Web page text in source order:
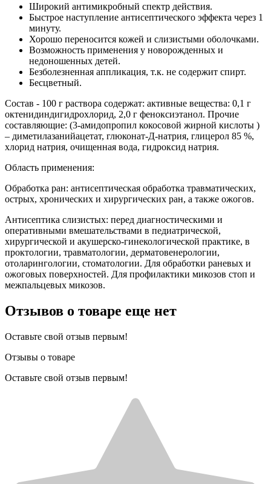
Широкий антимикробный спектр действия.
Быстрое наступление антисептического эффекта через 1
минуту.
Хорошо переносится кожей и слизистыми оболочками.
Возможность применения у новорожденных и
недоношенных детей.
Безболезненная аппликация, т.к. не содержит спирт.
Бесцветный.
Состав - 100 г раствора содержат: активные вещества: 0,1 г
октенидиндигидрохлорид, 2,0 г феноксиэтанол. Прочие
составляющие: (3-амидопропил кокосовой жирной кислоты )
– диметилазанийацетат, глюконат-Д-натрия, глицерол 85 %,
хлорид натрия, очищенная вода, гидроксид натрия.
Область применения:
Обработка ран: антисептическая обработка травматических,
острых, хронических и хирургических ран, а также ожогов.
Антисептика слизистых: перед диагностическими и
оперативными вмешательствами в педиатрической,
хирургической и акушерско-гинекологической практике, в
проктологии, травматологии, дерматовенерологии,
отоларингологии, стоматологии. Для обработки раневых и
ожоговых поверхностей. Для профилактики микозов стоп и
межпальцевых микозов.
Отзывов о товаре еще нет
Оставьте свой отзыв первым!
Отзывы о товаре
Оставьте свой отзыв первым!